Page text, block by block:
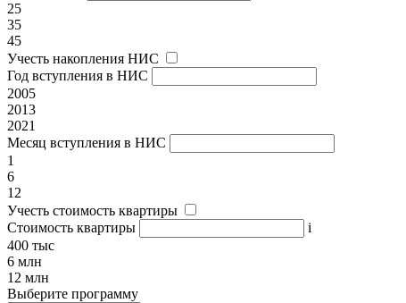
25
35
45
Учесть накопления НИС
Год вступления в НИС
2005
2013
2021
Месяц вступления в НИС
1
6
12
Учесть стоимость квартиры
Стоимость квартиры
i
400 тыс
6 млн
12 млн
Выберите программу